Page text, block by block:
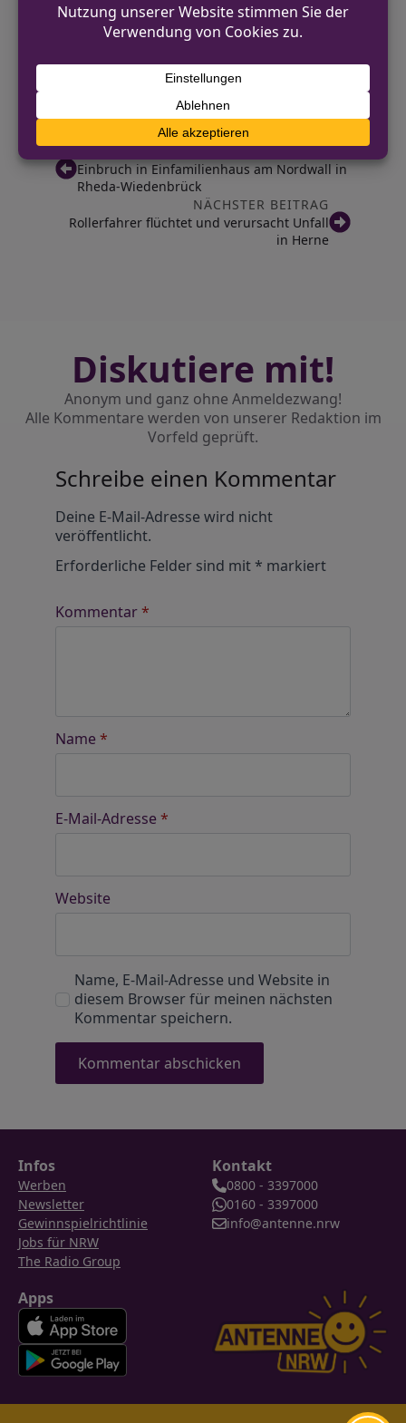
Polizei Mettmann
02104 982-1010
pressestelle.mettmann@polizei.nrw.de
https://mettmann.polizei.nrw/
VORHERIGER BEITRAG
Einbruch in Einfamilienhaus am Nordwall in
Rheda-Wiedenbrück
NÄCHSTER BEITRAG
Rollerfahrer flüchtet und verursacht Unfall
in Herne
Diskutiere mit!
Anonym und ganz ohne Anmeldezwang!
Alle Kommentare werden von unserer Redaktion im
Vorfeld geprüft.
Schreibe einen Kommentar
Deine E-Mail-Adresse wird nicht
veröffentlicht.
Erforderliche Felder sind mit* markiert
Kommentar*
Name *
E-Mail-Adresse *
Website
Name, E-Mail-Adresse und Website in
diesem Browser für meinen nächsten
Kommentar speichern.
Infos
Werben
Newsletter
Gewinnspielrichtlinie
Jobs für NRW
The Radio Group
Kontakt
0800 - 3397000
0160 - 3397000
info@antenne.nrw
Apps